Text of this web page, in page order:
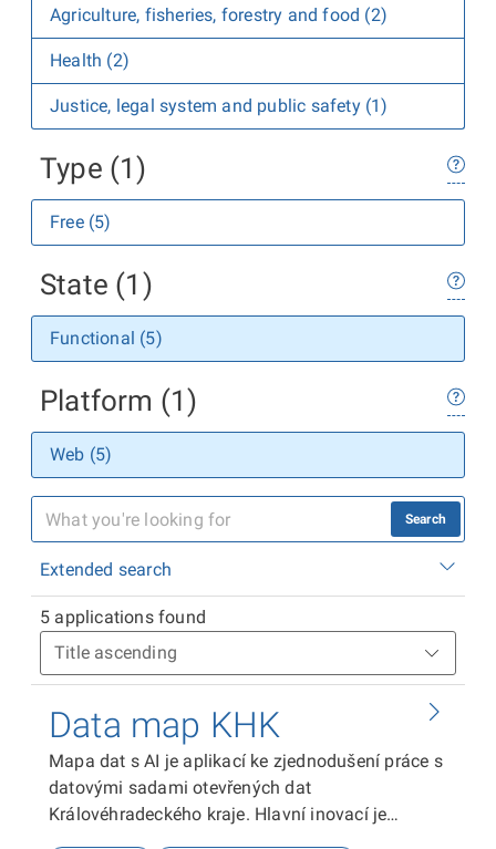
Agriculture, fisheries, forestry and food (2)
Health (2)
Justice, legal system and public safety (1)
Type (1)
Free (5)
State (1)
Functional (5)
Platform (1)
Web (5)
Search
Extended search
5 applications found
Data map KHK
Mapa dat s AI je aplikací ke zjednodušení práce s
datovými sadami otevřených dat
Královéhradeckého kraje. Hlavní inovací je